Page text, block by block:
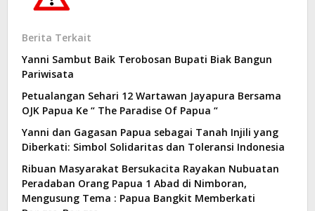
Berita Terkait
Yanni Sambut Baik Terobosan Bupati Biak Bangun
Pariwisata
Petualangan Sehari 12 Wartawan Jayapura Bersama
OJK Papua Ke “ The Paradise Of Papua “
Yanni dan Gagasan Papua sebagai Tanah Injili yang
Diberkati: Simbol Solidaritas dan Toleransi Indonesia
Ribuan Masyarakat Bersukacita Rayakan Nubuatan
Peradaban Orang Papua 1 Abad di Nimboran,
Mengusung Tema : Papua Bangkit Memberkati